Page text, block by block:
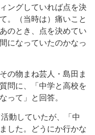
ングしていれば点を決
。（当時は）痛いこと
のとき、点を決めてい
になっていたのかなっ
の物まね芸人・島田ま
問に、「中学と高校を
って」と回答。
動していたが、「中
した。どうにか行かな